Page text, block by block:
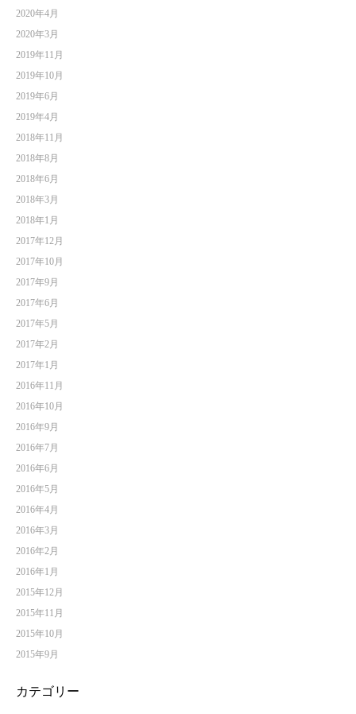
2020年4月
2020年3月
2019年11月
2019年10月
2019年6月
2019年4月
2018年11月
2018年8月
2018年6月
2018年3月
2018年1月
2017年12月
2017年10月
2017年9月
2017年6月
2017年5月
2017年2月
2017年1月
2016年11月
2016年10月
2016年9月
2016年7月
2016年6月
2016年5月
2016年4月
2016年3月
2016年2月
2016年1月
2015年12月
2015年11月
2015年10月
2015年9月
カテゴリー